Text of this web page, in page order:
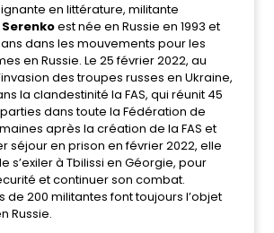
en littérature, militante
est née en Russie en 1993 et
dans les mouvements pour les
en Russie. Le 25 février 2022, au
des troupes russes en Ukraine,
la clandestinité la FAS, qui réunit 45
dans toute la Fédération de
après la création de la FAS et
séjour en prison en février 2022, elle
s’exiler à Tbilissi en Géorgie, pour
et continuer son combat.
de 200 militantes font toujours l’objet
Russie.